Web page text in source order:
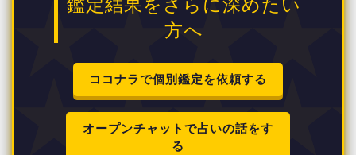
方へ
ココナラで個別鑑定を依頼する
オープンチャットで占いの話をす
る